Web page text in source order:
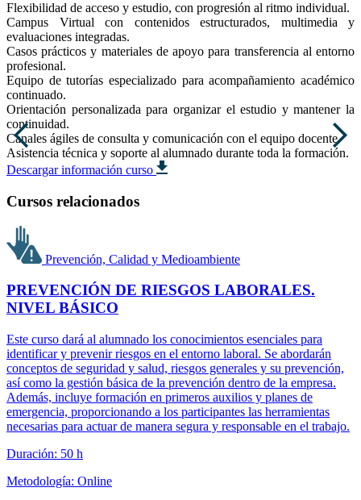
Flexibilidad de acceso y estudio, con progresión al ritmo individual.
Campus Virtual con contenidos estructurados, multimedia y
evaluaciones integradas.
Casos prácticos y materiales de apoyo para transferencia al entorno
profesional.
Equipo de tutorías especializado para acompañamiento académico
continuado.
Orientación personalizada para organizar el estudio y mantener la
continuidad.
Canales ágiles de consulta y comunicación con el equipo docente.
Asistencia técnica y soporte al alumnado durante toda la formación.
Descargar información curso
Cursos relacionados
Prevención, Calidad y Medioambiente
PREVENCIÓN DE RIESGOS LABORALES.
NIVEL BÁSICO
Este curso dará al alumnado los conocimientos esenciales para
identificar y prevenir riesgos en el entorno laboral. Se abordarán
conceptos de seguridad y salud, riesgos generales y su prevención,
así como la gestión básica de la prevención dentro de la empresa.
Además, incluye formación en primeros auxilios y planes de
emergencia, proporcionando a los participantes las herramientas
necesarias para actuar de manera segura y responsable en el trabajo.
Duración: 50 h
Metodología: Online